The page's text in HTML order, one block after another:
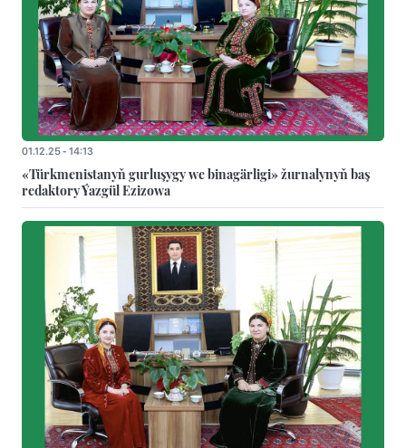
01.12.25 - 14:13
«Türkmenistanyň gurluşygy we binagärligi» žurnalynyň baş
redaktory Ýazgül Ezizowa